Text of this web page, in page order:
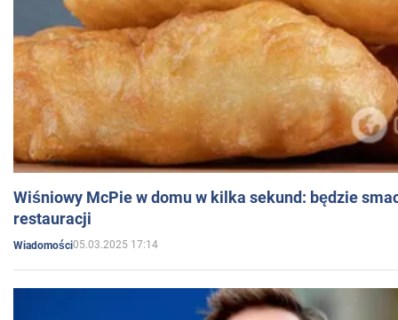
Wiśniowy McPie w domu w kilka sekund: będzie
restauracji
Wiadomości05.03.2025 17:14